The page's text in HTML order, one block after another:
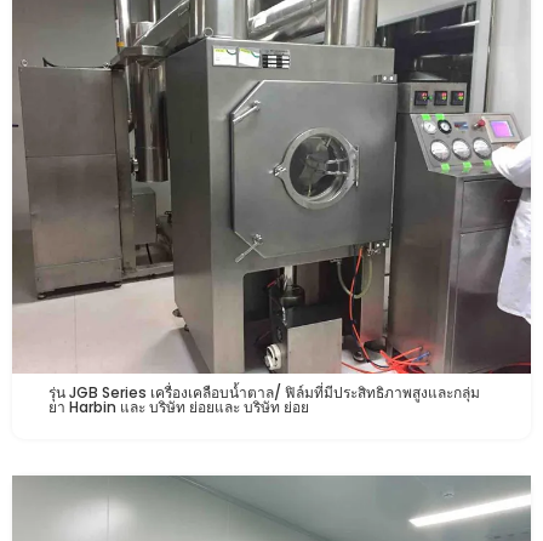
รุ่น JGB Series เครื่องเคลือบน้ำตาล/ ฟิล์มที่มีประสิทธิภาพสูงและกลุ่ม
ยา Harbin และ บริษัท ย่อยและ บริษัท ย่อย